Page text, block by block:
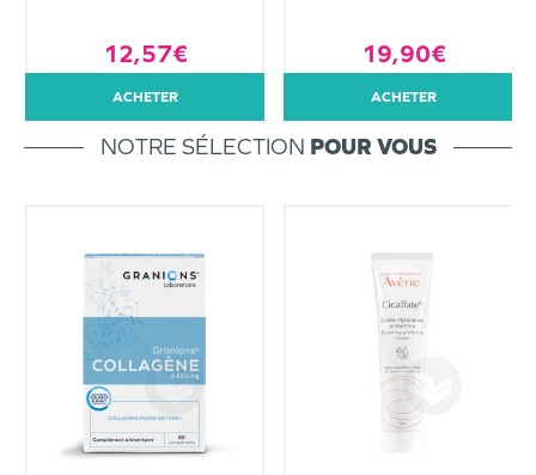
12,57€
ACHETER
19,90€
ACHETER
NOTRE SÉLECTION POUR VOUS